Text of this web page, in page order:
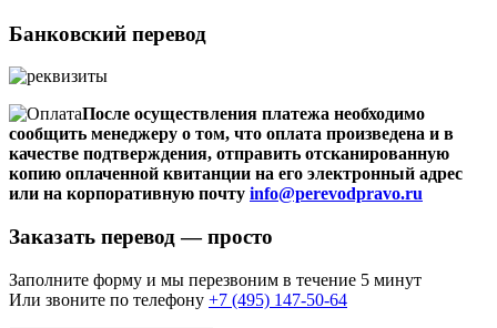
Банковский перевод
После осуществления платежа необходимо
сообщить менеджеру о том, что оплата произведена и в
качестве подтверждения, отправить отсканированную
копию оплаченной квитанции на его электронный адрес
или на корпоративную почту info@perevodpravo.ru
Заказать перевод — просто
Заполните форму и мы перезвоним в течение 5 минут
Или звоните по телефону +7 (495) 147-50-64